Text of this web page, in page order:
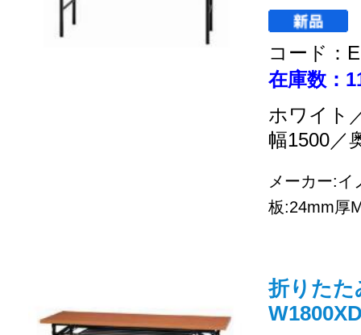
コード：
在庫数：
ホワイト
幅1500／
メーカー:イ
板:24mm厚
折りたた